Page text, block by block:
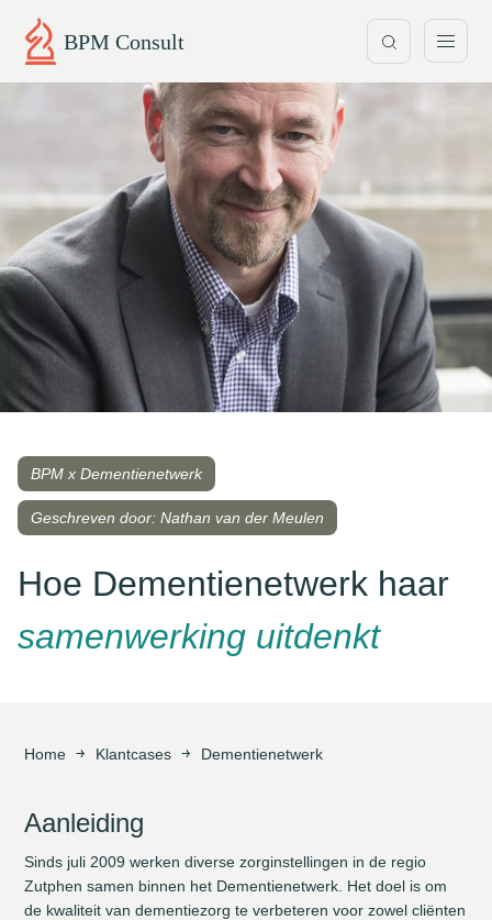
BPM Consult
BPM x Dementienetwerk
Geschreven door: Nathan van der Meulen
Hoe Dementienetwerk haar
samenwerking uitdenkt
Home Klantcases Dementienetwerk
Aanleiding
Sinds juli 2009 werken diverse zorginstellingen in de regio
Zutphen samen binnen het Dementienetwerk. Het doel is om
de kwaliteit van dementiezorg te verbeteren voor zowel cliënten